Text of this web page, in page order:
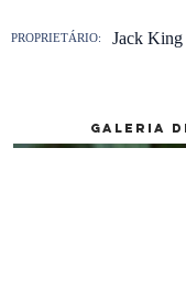
PROPRIETÁRIO: Jack
galeria